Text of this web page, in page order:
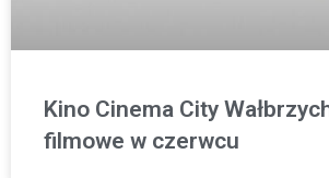
Kino Cinema City
filmowe w czerwcu